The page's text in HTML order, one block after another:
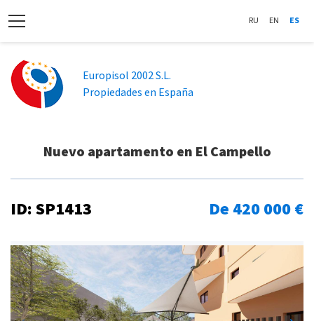
RU EN ES
Europisol 2002 S.L.
Propiedades en España
Nuevo apartamento en El Campello
ID: SP1413 De 420 000 €